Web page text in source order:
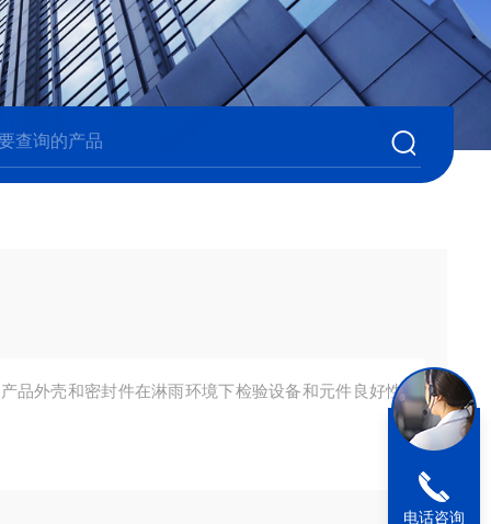
品外壳和密封件在淋雨环境下检验设备和元件良好性
电话咨询